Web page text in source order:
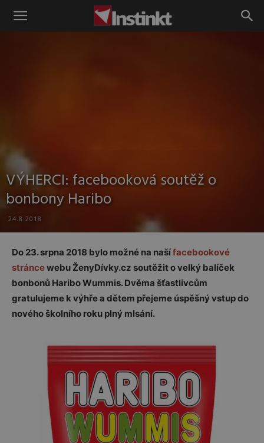
Instinkt
VÝHERCI: facebooková soutěž o
bonbony Haribo
24.8.2018
Do 23. srpna 2018 bylo možné na našífacebookové
stráncewebu ŽenyDívky.cz soutěžit o velký balíček
bonbonů Haribo Wummis. Dvěma šťastlivcům
gratulujeme k výhře a dětem přejeme úspěšný vstup do
nového školního roku plný mlsání.